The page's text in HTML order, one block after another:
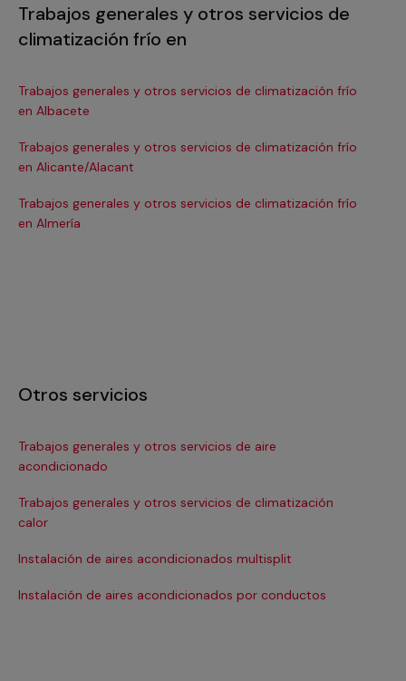
Trabajos generales y otros servicios de
climatización frío en
Trabajos generales y otros servicios de climatización frío
en Albacete
Trabajos generales y otros servicios de climatización frío
en Alicante/Alacant
Trabajos generales y otros servicios de climatización frío
en Almería
Otros servicios
Trabajos generales y otros servicios de aire
acondicionado
Trabajos generales y otros servicios de climatización
calor
Instalación de aires acondicionados multisplit
Instalación de aires acondicionados por conductos